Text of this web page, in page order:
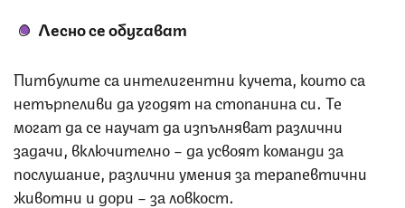
Лесно се обучават
Питбулите са интелигентни кучета, които са
нетърпеливи да угодят на стопанина си. Те
могат да се научат да изпълняват различни
задачи, включително – да усвоят команди за
послушание, различни умения за терапевтични
животни и дори – за ловкост.